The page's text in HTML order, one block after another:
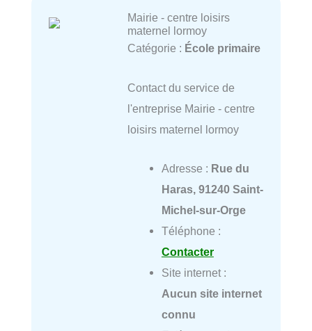
Mairie - centre loisirs
maternel lormoy
Catégorie : École primaire
Contact du service de
l'entreprise Mairie - centre
loisirs maternel lormoy
Adresse : Rue du
Haras, 91240 Saint-
Michel-sur-Orge
Téléphone :
Contacter
Site internet :
Aucun site internet
connu